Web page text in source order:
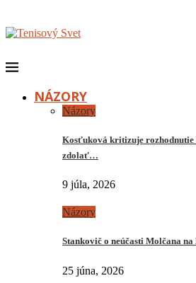
NÁZORY
Názory
Kosťuková kritizuje rozhodnutie
zdolať…
9 júla, 2026
Názory
Stankovič o neúčasti Molčana
25 júna, 2026